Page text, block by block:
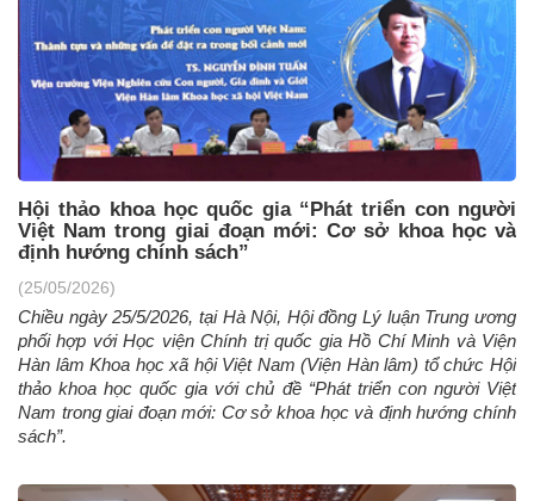
Hội thảo khoa học quốc gia “Phát triển con người
Việt Nam trong giai đoạn mới: Cơ sở khoa học và
định hướng chính sách”
(25/05/2026)
Chiều ngày 25/5/2026, tại Hà Nội, Hội đồng Lý luận Trung ương
phối hợp với Học viện Chính trị quốc gia Hồ Chí Minh và Viện
Hàn lâm Khoa học xã hội Việt Nam (Viện Hàn lâm) tổ chức Hội
thảo khoa học quốc gia với chủ đề “Phát triển con người Việt
Nam trong giai đoạn mới: Cơ sở khoa học và định hướng chính
sách”.